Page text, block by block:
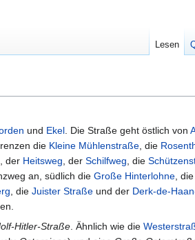
und Ekel . Die Straße geht östlich von
die Kleine Mühlenstraße , die
, der Heitsweg , der Schilfweg , die
an, südlich die Große Hinterlohne , die
, die Juister Straße und der Derk-de-
Hitler-Straße . Ähnlich wie die
Lesen